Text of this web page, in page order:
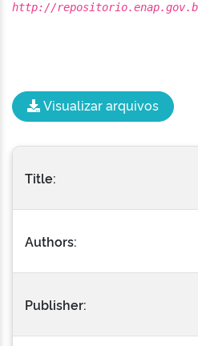
http://
Visualizar arquivos
Title:
Authors:
Publisher: